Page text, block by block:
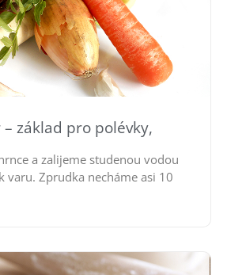
– základ pro polévky,
a zalijeme studenou vodou
varu. Zprudka necháme asi 10